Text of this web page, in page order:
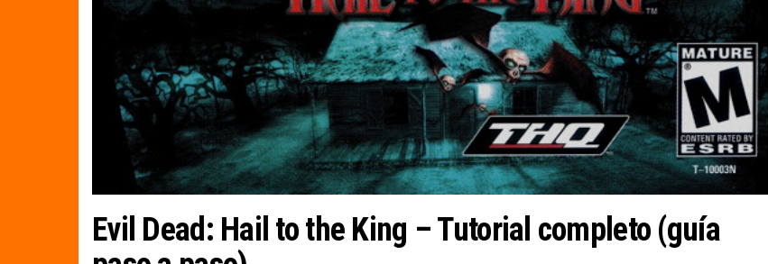
Evil Dead: Hail to the King – Tutorial completo (guía